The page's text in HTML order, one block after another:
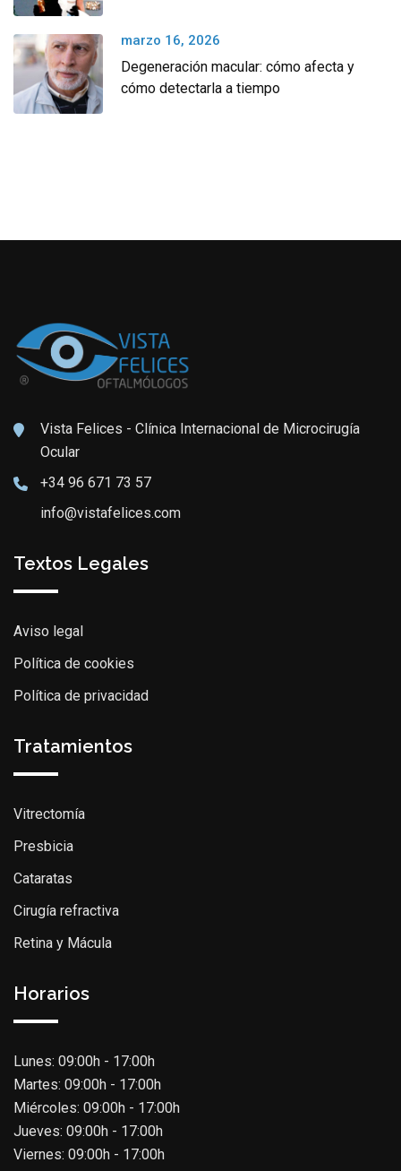
marzo 16, 2026
Degeneración macular: cómo afecta y
cómo detectarla a tiempo
Vista Felices - Clínica Internacional de Microcirugía
Ocular
+34 96 671 73 57
info@vistafelices.com
Textos Legales
Aviso legal
Política de cookies
Política de privacidad
Tratamientos
Vitrectomía
Presbicia
Cataratas
Cirugía refractiva
Retina y Mácula
Horarios
Lunes: 09:00h - 17:00h
Martes: 09:00h - 17:00h
Miércoles: 09:00h - 17:00h
Jueves: 09:00h - 17:00h
Viernes: 09:00h - 17:00h